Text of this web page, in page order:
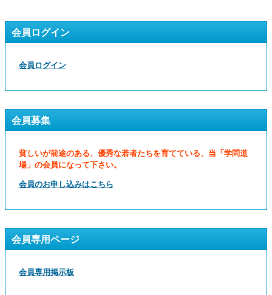
会員ログイン
会員ログイン
会員募集
貧しいが前途のある、優秀な若者たちを育てている、当「学問道
場」の会員になって下さい。
会員のお申し込みはこちら
会員専用ページ
会員専用掲示板